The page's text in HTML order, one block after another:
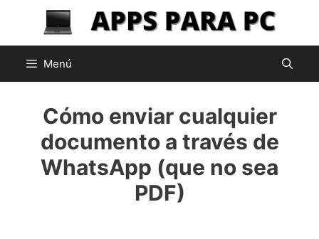
contenido
Menú
Cómo enviar cualquier
documento a través de
WhatsApp (que no sea
PDF)